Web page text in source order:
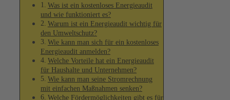
Was ist ein kostenloses Energieaudit
und wie funktioniert es?
Warum ist ein Energieaudit wichtig für
den Umweltschutz?
Wie kann man sich für ein kostenloses
Energieaudit anmelden?
Welche Vorteile hat ein Energieaudit
für Haushalte und Unternehmen?
Wie kann man seine Stromrechnung
mit einfachen Maßnahmen senken?
Welche Fördermöglichkeiten gibt es für